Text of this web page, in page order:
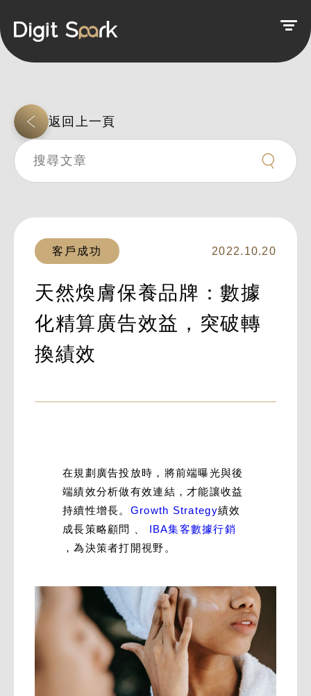
返回上一頁
客戶成功 2022.10.20
天然煥膚保養品牌：數據
化精算廣告效益，突破轉
換績效
在規劃廣告投放時，將前端曝光與後
端績效分析做有效連結，才能讓收益
持續性增長。 Growth Strategy績效
成長策略顧問 、 IBA集客數據行銷
，為決策者打開視野。